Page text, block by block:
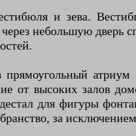
и зева.
небольшую дверь
прямоугольный
от высоких залов
для фигуры
за